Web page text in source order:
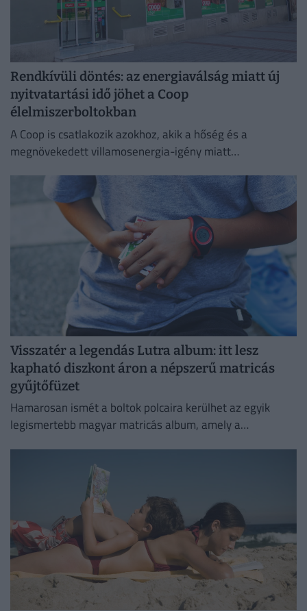
Rendkívüli döntés: az energiaválság miatt új
nyitvatartási idő jöhet a Coop
élelmiszerboltokban
A Coop is csatlakozik azokhoz, akik a hőség és a
megnövekedett villamosenergia-igény miatt
Visszatér a legendás Lutra album: itt lesz
kapható diszkont áron a népszerű matricás
gyűjtőfüzet
Hamarosan ismét a boltok polcaira kerülhet az egyik
legismertebb magyar matricás album, amely a